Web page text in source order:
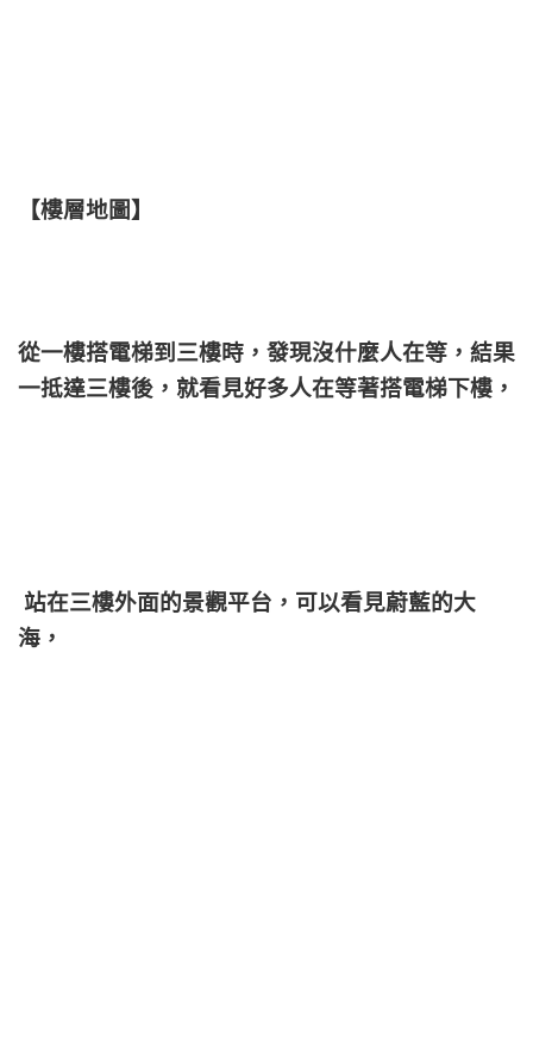
【樓層地圖】
從一樓搭電梯到三樓時，發現沒什麼人在等，結果
一抵達三樓後，就看見好多人在等著搭電梯下樓，
站在三樓外面的景觀平台，可以看見蔚藍的大
海，